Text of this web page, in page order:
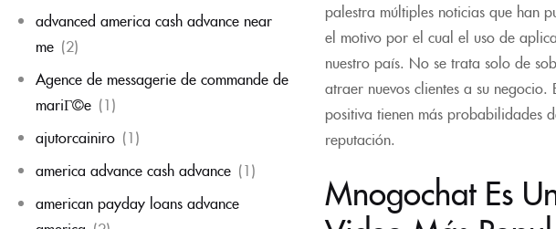
advanced america cash advance near
me (2)
Agence de messagerie de commande de
mariГ©e (1)
ajutorcainiro (1)
america advance cash advance (1)
american payday loans advance
palestra múltiples noticias que han
el motivo por el cual el uso de
nuestro país. No se trata solo de
atraer nuevos clientes a su
positiva tienen más probabilidades
reputación.
Mnogochat Es